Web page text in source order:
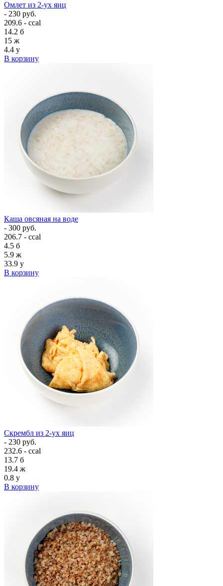
Омлет из 2-ух яиц
- 230 руб.
209.6 - ccal
14.2 б
15 ж
4.4 у
В корзину
Каша овсяная на воде
- 300 руб.
206.7 - ccal
4.5 б
5.9 ж
33.9 у
В корзину
Скрембл из 2-ух яиц
- 230 руб.
232.6 - ccal
13.7 б
19.4 ж
0.8 у
В корзину